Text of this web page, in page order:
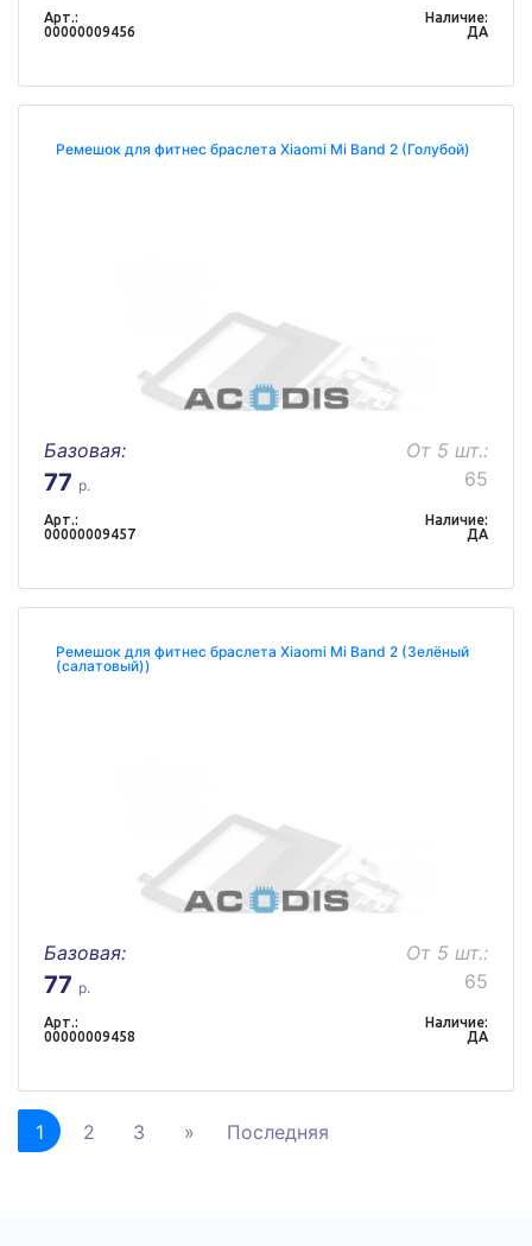
Арт.:
00000009456
Наличие:
ДА
Ремешок для фитнес браслета Xiaomi Mi Band 2 (Голубой)
Базовая:
77 р.
От 5 шт.:
65
Арт.:
00000009457
Наличие:
ДА
Ремешок для фитнес браслета Xiaomi Mi Band 2 (Зелёный
(салатовый))
Базовая:
77 р.
От 5 шт.:
65
Арт.:
00000009458
Наличие:
ДА
1 2 3 » Последняя